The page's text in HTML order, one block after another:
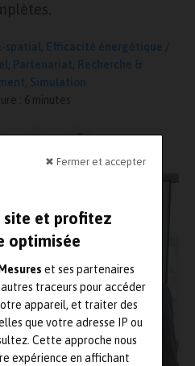
✖ Fermer et accepter
site et profitez
optimisée
et ses partenaires
traceurs pour accéder
appareil, et traiter des
que votre adresse IP ou
Cette approche nous
expérience en affichant
spatial
Efficacité énergétique /
Partenariat
Recherche &
Simulation
: 6 minutes